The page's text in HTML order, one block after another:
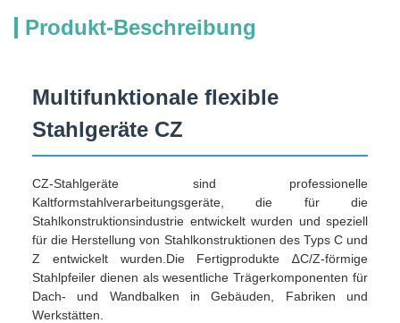
Produkt-Beschreibung
Multifunktionale flexible
Stahlgeräte CZ
CZ-Stahlgeräte sind professionelle
Kaltformstahlverarbeitungsgeräte, die für die
Stahlkonstruktionsindustrie entwickelt wurden und speziell
für die Herstellung von Stahlkonstruktionen des Typs C und
Z entwickelt wurden.Die Fertigprodukte ∆C/Z-förmige
Stahlpfeiler dienen als wesentliche Trägerkomponenten für
Dach- und Wandbalken in Gebäuden, Fabriken und
Werkstätten.